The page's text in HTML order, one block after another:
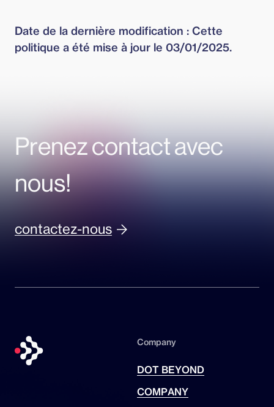
Date de la dernière modification : Cette
politique a été mise à jour le 03/01/2025.
Prenez contact avec
nous!
contactez-nous
Company
DOT BEYOND
COMPANY